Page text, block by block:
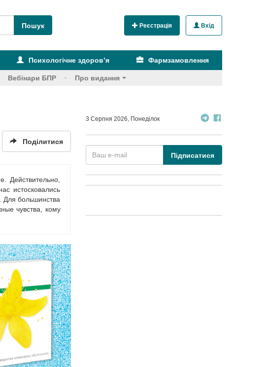
Реєстрація Вхід
Психологічне здоров’я Фармзамовлення
Вебінари БПР Про видання
Поділитися
Действительно,
истосковались
Для большинства
чувства, кому
3 Серпня 2026, Понеділок
Підписатися